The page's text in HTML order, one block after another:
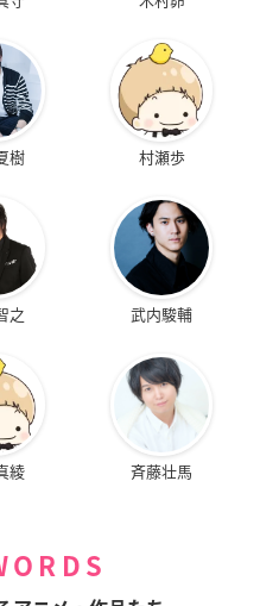
樹 村瀬歩
之 武内駿輔
綾 斉藤壮馬